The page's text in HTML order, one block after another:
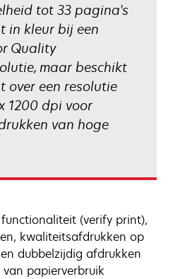
tot 33 pagina's
in kleur bij een
Quality
maar beschikt
over een resolutie
1200 dpi voor
van hoge
(verify print),
kwaliteitsafdrukken op
dubbelzijdig afdrukken
papierverbruik